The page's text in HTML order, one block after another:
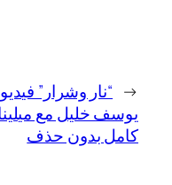
← “نار وشرار” فيديو
كامل بدون حذف